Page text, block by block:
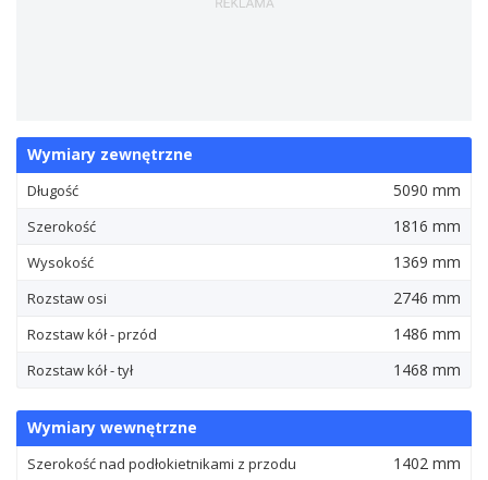
Wymiary zewnętrzne
Długość 5090 mm
Szerokość 1816 mm
Wysokość 1369 mm
Rozstaw osi 2746 mm
Rozstaw kół - przód 1486 mm
Rozstaw kół - tył 1468 mm
Wymiary wewnętrzne
Szerokość nad podłokietnikami z przodu 1402 mm